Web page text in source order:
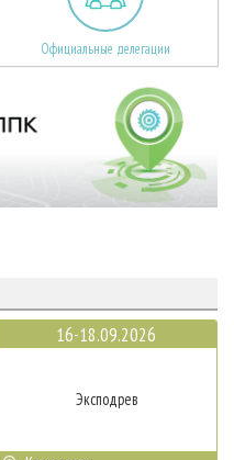
Официальные делегации
16-18.09.2026
Эксподрев